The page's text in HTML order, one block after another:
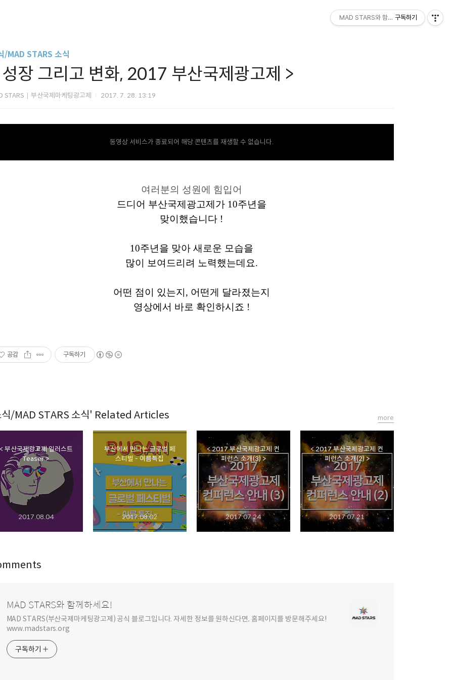
/MAD STARS 소식
장 그리고 변화, 2017 부산국제광고제 >
STARS｜부산국제마케팅광고제 2017. 7. 28. 13:19
동영상 서비스가 종료되어 해당 콘텐츠를 재생할 수 없습니다.
여러분의 성원에 힘입어
드디어 부산국제광고제가 10주년을
맞이했습니다 !
10주년을 맞아 새로운 모습을
많이 보여드리려 노력했는데요.
어떤 점이 있는지 , 어떤게 달라졌는지
영상에서 바로 확인하시죠 !
공감 구독하기
/MAD STARS 소식' Related Articles
부산국제광고제 일러스트
Teaser >
2017.08.04
부산에서 만나는 글로벌 페
스티벌 - 여름특집
2017.08.02
< 2017 부산국제광고제 컨
퍼런스 소개(3) >
2017.07.24
< 2017 부산국제광고제 컨
퍼런스 소개(2) >
2017.07.21
more
MAD STARS와 함께하세요!
MAD STARS(부산국제마케팅광고제) 공식 블로그입니다. 자세한 정보를 원하신다면, 홈페이지를 방문해주세요!
www.madstars.org
구독하기
MAD STARS와 함께하세요!
구독하기